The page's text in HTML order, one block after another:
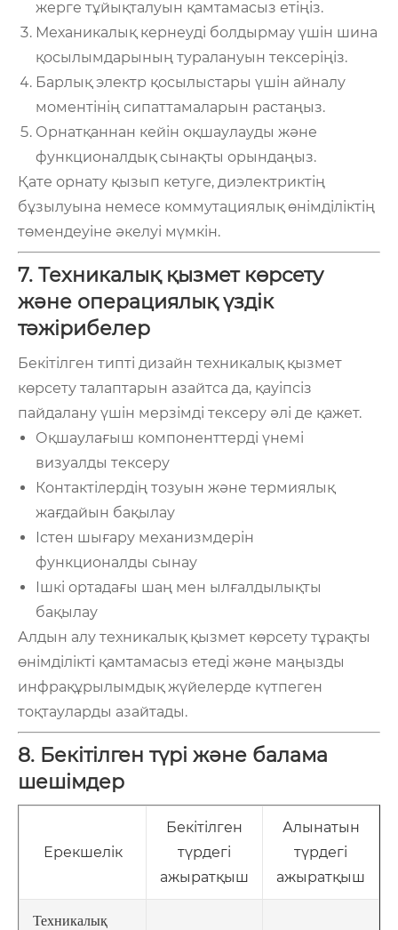
жерге тұйықталуын қамтамасыз етіңіз.
Механикалық кернеуді болдырмау үшін шина
қосылымдарының туралануын тексеріңіз.
Барлық электр қосылыстары үшін айналу
моментінің сипаттамаларын растаңыз.
Орнатқаннан кейін оқшаулауды және
функционалдық сынақты орындаңыз.
Қате орнату қызып кетуге, диэлектриктің
бұзылуына немесе коммутациялық өнімділіктің
төмендеуіне әкелуі мүмкін.
7. Техникалық қызмет көрсету
және операциялық үздік
тәжірибелер
Бекітілген типті дизайн техникалық қызмет
көрсету талаптарын азайтса да, қауіпсіз
пайдалану үшін мерзімді тексеру әлі де қажет.
Оқшаулағыш компоненттерді үнемі
визуалды тексеру
Контактілердің тозуын және термиялық
жағдайын бақылау
Істен шығару механизмдерін
функционалды сынау
Ішкі ортадағы шаң мен ылғалдылықты
бақылау
Алдын алу техникалық қызмет көрсету тұрақты
өнімділікті қамтамасыз етеді және маңызды
инфрақұрылымдық жүйелерде күтпеген
тоқтауларды азайтады.
8. Бекітілген түрі және балама
шешімдер
Ерекшелік
Бекітілген
түрдегі
ажыратқыш
Алынатын
түрдегі
ажыратқыш
Техникалық